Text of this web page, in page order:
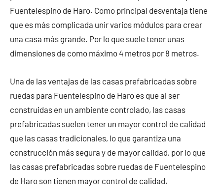
Fuentelespino de Haro. Como principal desventaja tiene
que es más complicada unir varios módulos para crear
una casa más grande. Por lo que suele tener unas
dimensiones de como máximo 4 metros por 8 metros.
Una de las ventajas de las casas prefabricadas sobre
ruedas para Fuentelespino de Haro es que al ser
construidas en un ambiente controlado, las casas
prefabricadas suelen tener un mayor control de calidad
que las casas tradicionales, lo que garantiza una
construcción más segura y de mayor calidad, por lo que
las casas prefabricadas sobre ruedas de Fuentelespino
de Haro son tienen mayor control de calidad.